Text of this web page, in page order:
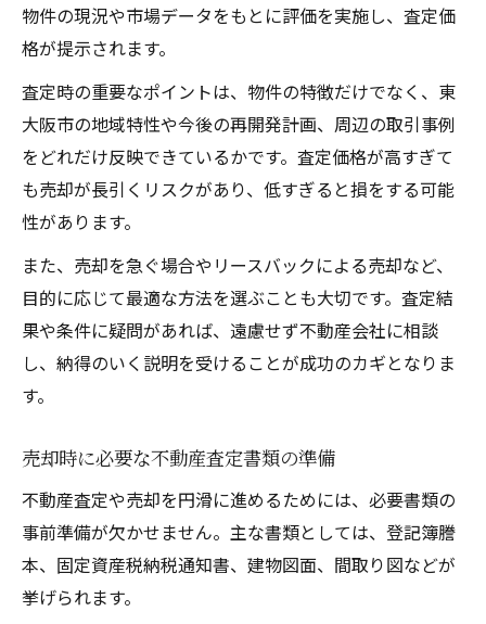
物件の現況や市場データをもとに評価を実施し、査定価
格が提示されます。
査定時の重要なポイントは、物件の特徴だけでなく、東
大阪市の地域特性や今後の再開発計画、周辺の取引事例
をどれだけ反映できているかです。査定価格が高すぎて
も売却が長引くリスクがあり、低すぎると損をする可能
性があります。
また、売却を急ぐ場合やリースバックによる売却など、
目的に応じて最適な方法を選ぶことも大切です。査定結
果や条件に疑問があれば、遠慮せず不動産会社に相談
し、納得のいく説明を受けることが成功のカギとなりま
す。
売却時に必要な不動産査定書類の準備
不動産査定や売却を円滑に進めるためには、必要書類の
事前準備が欠かせません。主な書類としては、登記簿謄
本、固定資産税納税通知書、建物図面、間取り図などが
挙げられます。